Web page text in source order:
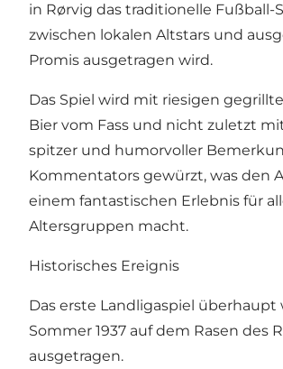
in Rørvig das traditionelle Fußball-
zwischen lokalen Altstars und
Promis ausgetragen wird.
Das Spiel wird mit riesigen
Bier vom Fass und nicht zuletzt
spitzer und humorvoller
Kommentators gewürzt, was den
einem fantastischen Erlebnis für
Altersgruppen macht.
Historisches Ereignis
Das erste Landligaspiel überhaupt
Sommer 1937 auf dem Rasen des
ausgetragen.